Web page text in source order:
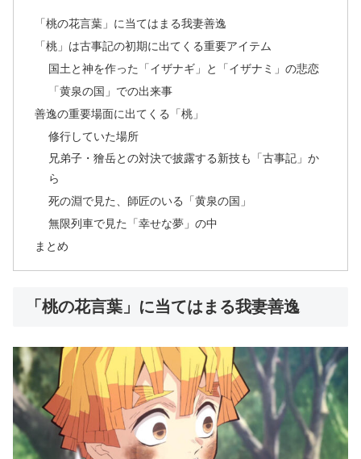
「桃の花言葉」に当てはまる我妻善逸
「桃」は古事記の初期に出てくる重要アイテム
国土と神を作った「イザナギ」と「イザナミ」の悲恋
「黄泉の国」での出来事
善逸の重要場面に出てくる「桃」
修行していた場所
兄弟子・獪岳との対決で披露する新技も「古事記」か
ら
死の淵で見た、師匠のいる「黄泉の国」
無限列車で見た「幸せな夢」の中
まとめ
「桃の花言葉」に当てはまる我妻善逸